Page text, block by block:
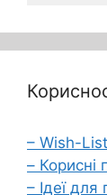
– Wish-List
– Корисні
– Ідеї для